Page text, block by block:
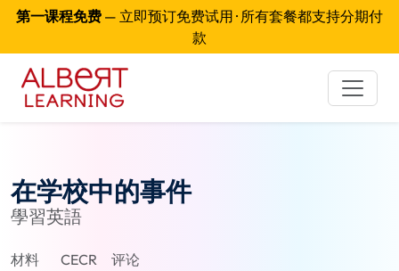
第一课程免费 — 立即预订免费试用 · 所有套餐都支持分期付
款
在学校中的事件
學習英語
材料 CECR 评论